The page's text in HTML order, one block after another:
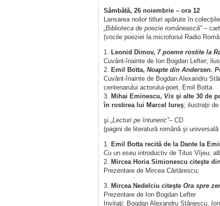
Sâmbătă, 26 noiembrie – ora 12
Lansarea noilor titluri apărute în colecţiile
„Biblioteca de poezie românească”–
(vocile poeziei la microfonul Radio
1. Leonid Dimov, 7 poeme rostite la
Cuvânt-înainte de Ion Bogdan Lefter;
2. Emil Botta, Noapte din Andersen.
Cuvânt-înainte de Bogdan Alexandru
centenarului actorului-poet, Emil Botta
3. Mihai Eminescu, Vis şi alte 30 de
în rostirea lui Marcel Iureş; ilustraţii
şi „Lecturi pe întuneric”– CD
(pagini de literatură română şi
1. Emil Botta recită de la Dante la
Cu un eseu introductiv de Titus Vîjeu;
2. Mircea Horia Simionescu citeşte
Prezentare de Mircea Cărtărescu;
3. Mircea Nedelciu citeşte Ora spre
Prezentare de Ion Bogdan Lefter
Invitaţi: Bogdan Alexandru Stănescu,